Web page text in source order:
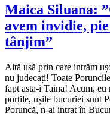
Maica Siluana:
avem invidie,
tânjim”
Altă ușă prin care intrăm
nu judecați! Toate
fapt asta-i Taina! Acum, eu
porțile, ușile bucuriei sunt
Poruncă, n-ai intrat în